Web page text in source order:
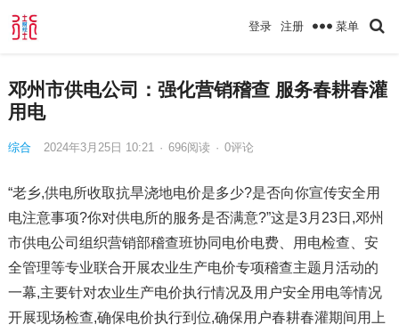
登录 注册 菜单
邓州市供电公司：强化营销稽查 服务春耕春灌
用电
综合 2024年3月25日 10:21 · 696阅读 · 0评论
“老乡,供电所收取抗旱浇地电价是多少?是否向你宣传安全用
电注意事项?你对供电所的服务是否满意?”这是3月23日,邓州
市供电公司组织营销部稽查班协同电价电费、用电检查、安
全管理等专业联合开展农业生产电价专项稽查主题月活动的
一幕,主要针对农业生产电价执行情况及用户安全用电等情况
开展现场检查,确保电价执行到位,确保用户春耕春灌期间用上